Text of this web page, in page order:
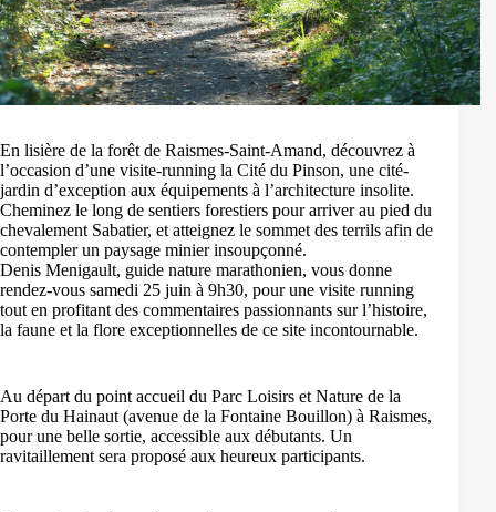
En lisière de la forêt de Raismes-Saint-Amand, découvrez à
l’occasion d’une visite-running la Cité du Pinson, une cité-
jardin d’exception aux équipements à l’architecture insolite.
Cheminez le long de sentiers forestiers pour arriver au pied du
chevalement Sabatier, et atteignez le sommet des terrils afin de
contempler un paysage minier insoupçonné.
Denis Menigault, guide nature marathonien, vous donne
rendez-vous samedi 25 juin à 9h30, pour une visite running
tout en profitant des commentaires passionnants sur l’histoire,
la faune et la flore exceptionnelles de ce site incontournable.
Au départ du point accueil du Parc Loisirs et Nature de la
Porte du Hainaut (avenue de la Fontaine Bouillon) à Raismes,
pour une belle sortie, accessible aux débutants. Un
ravitaillement sera proposé aux heureux participants.